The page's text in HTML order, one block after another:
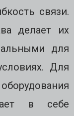
связи.
делает их
для
Для
в себе